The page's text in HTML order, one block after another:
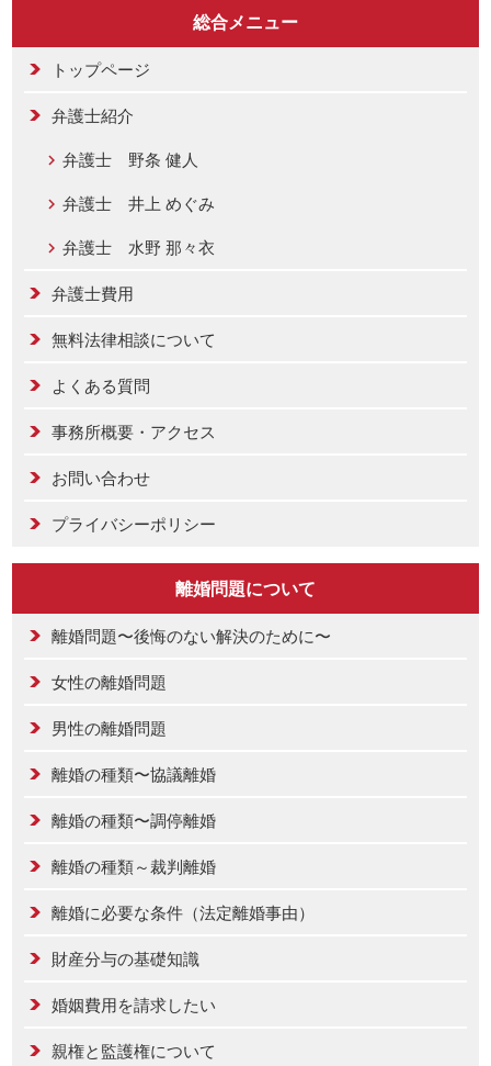
総合メニュー
トップページ
弁護士紹介
弁護士 野条 健人
弁護士 井上 めぐみ
弁護士 水野 那々衣
弁護士費用
無料法律相談について
よくある質問
事務所概要・アクセス
お問い合わせ
プライバシーポリシー
離婚問題について
離婚問題〜後悔のない解決のために〜
女性の離婚問題
男性の離婚問題
離婚の種類〜協議離婚
離婚の種類〜調停離婚
離婚の種類～裁判離婚
離婚に必要な条件（法定離婚事由）
財産分与の基礎知識
婚姻費用を請求したい
親権と監護権について